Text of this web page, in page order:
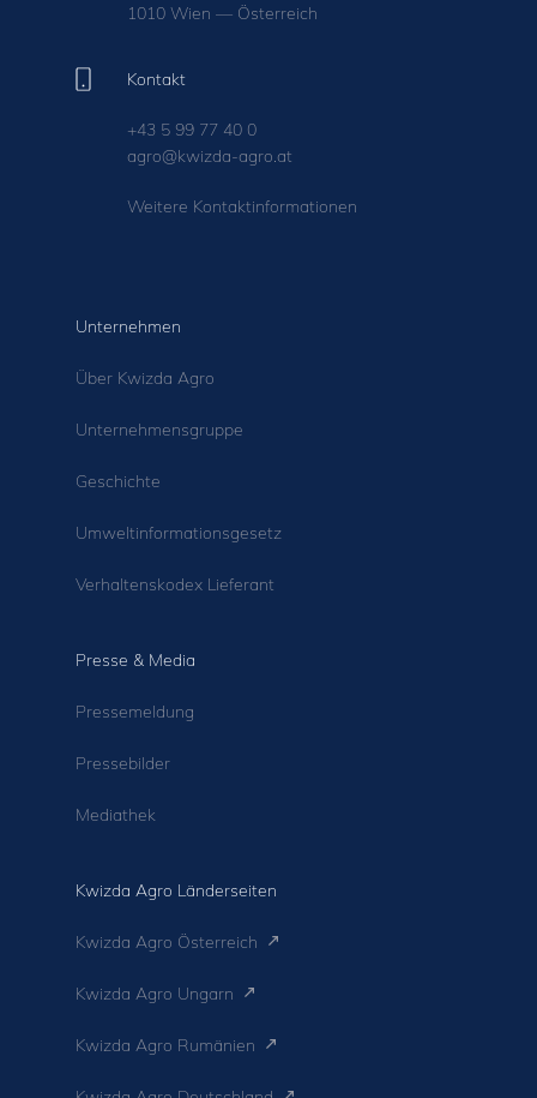
1010 Wien — Österreich
Kontakt
+43 5 99 77 40 0
agro@kwizda-agro.at
Weitere Kontaktinformationen
Unternehmen
Über Kwizda Agro
Unternehmensgruppe
Geschichte
Umweltinformationsgesetz
Verhaltenskodex Lieferant
Presse & Media
Pressemeldung
Pressebilder
Mediathek
Kwizda Agro Länderseiten
Kwizda Agro Österreich
Kwizda Agro Ungarn
Kwizda Agro Rumänien